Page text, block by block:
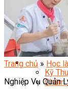
Sức Khỏe
Kỹ
Chăm
Trang chủ » Học
Nghiệp Vụ Quản